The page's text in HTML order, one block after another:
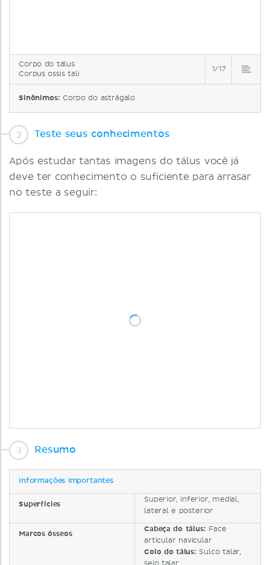
Corpo do tálus
Corpus ossis tali
1/17
Sinônimos: Corpo do astrágalo
Teste seus conhecimentos
Após estudar tantas imagens do tálus você já
deve ter conhecimento o suficiente para arrasar
no teste a seguir:
Resumo
Informações importantes
Superfícies
Superior, inferior, medial,
lateral e posterior
Marcos ósseos
Cabeça do tálus: Face
articular navicular
Colo do tálus: Sulco talar,